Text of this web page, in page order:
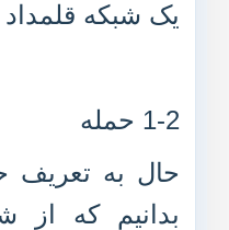
یک شبکه
1-2 حمله
حال به تعریف
بدانیم که از